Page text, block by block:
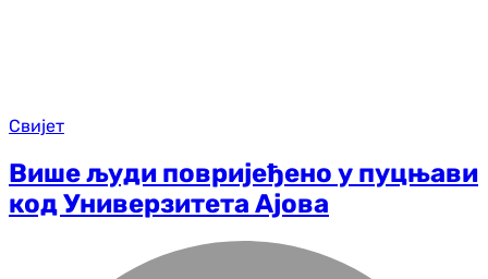
Свијет
Више људи повријеђено у пуцњави
код Универзитета Ајова